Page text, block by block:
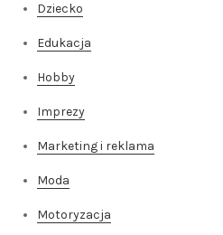
Dziecko
Edukacja
Hobby
Imprezy
Marketing i reklama
Moda
Motoryzacja